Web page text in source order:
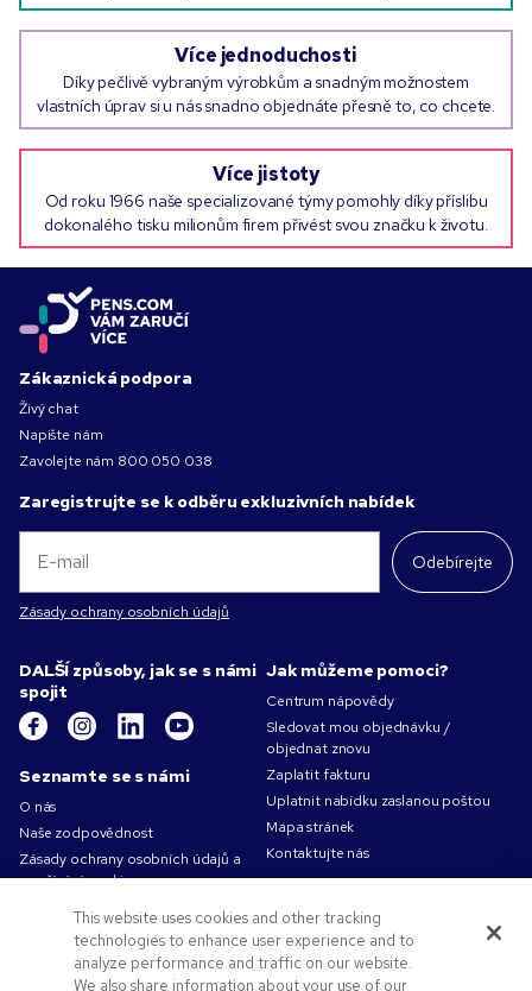
Více jednoduchosti
Díky pečlivě vybraným výrobkům a snadným možnostem
vlastních úprav si u nás snadno objednáte přesně to, co chcete.
Více jistoty
Od roku 1966 naše specializované týmy pomohly díky příslibu
dokonalého tisku milionům firem přivést svou značku k životu.
Zákaznická podpora
Živý chat
Napište nám
Zavolejte nám 800 050 038
Zaregistrujte se k odběru exkluzivních nabídek
Odebírejte
Zásady ochrany osobních údajů
DALŠÍ způsoby, jak se s námi
spojit
Seznamte se s námi
O nás
Naše zodpovědnost
Zásady ochrany osobních údajů a
používání cookies
Podmínky použití
Obchodní podmínky
Volná pracovní místa v Pens.com
Jak můžeme pomoci?
Centrum nápovědy
Sledovat mou objednávku /
objednat znovu
Zaplatit fakturu
Uplatnit nabídku zaslanou poštou
Mapa stránek
Kontaktujte nás
This website uses cookies and other tracking
technologies to enhance user experience and to
analyze performance and traffic on our website.
We also share information about your use of our